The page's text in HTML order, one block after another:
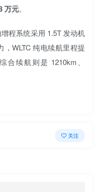
万元。
程系统采用 1.5T 发动机
WLTC 纯电续航里程提
合续航则是 1210km、
关注